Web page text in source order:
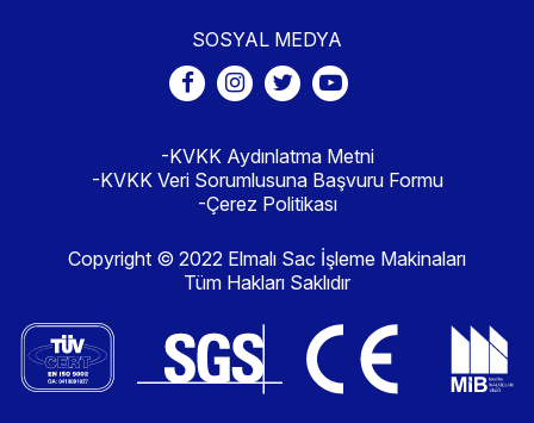
SOSYAL MEDYA
-KVKK Aydınlatma Metni
-KVKK Veri Sorumlusuna Başvuru Formu
-Çerez Politikası
Copyright © 2022 Elmalı Sac İşleme Makinaları
Tüm Hakları Saklıdır